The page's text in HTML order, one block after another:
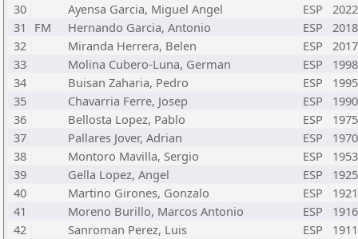
30
Ayensa Garcia, Miguel Angel ESP
2022
31
FM Hernando Garcia, Antonio ESP
2018
32
Miranda Herrera, Belen ESP
2017
33
Molina Cubero-Luna, German ESP
1998
34
Buisan Zaharia, Pedro ESP
1995
35
Chavarria Ferre, Josep ESP
1990
36
Bellosta Lopez, Pablo ESP
1975
37
Pallares Jover, Adrian ESP
1970
38
Montoro Mavilla, Sergio ESP
1953
39
Gella Lopez, Angel ESP
1925
40
Martino Girones, Gonzalo ESP
1921
41
Moreno Burillo, Marcos Antonio ESP
1916
42
Sanroman Perez, Luis ESP
1911